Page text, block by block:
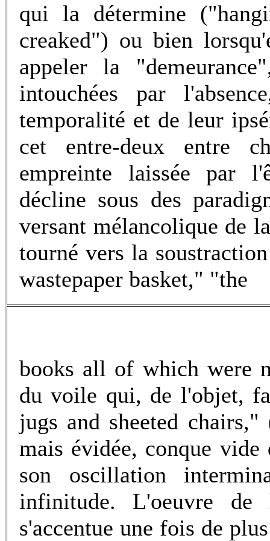
qui la détermine
creaked") ou bien
appeler la
intouchées par
temporalité et de leur
cet entre-deux entre
empreinte laissée par
décline sous des
versant mélancolique de
tourné vers la
wastepaper basket," "the
books all of which were
du voile qui, de l'objet,
jugs and sheeted
mais évidée, conque
son oscillation
infinitude. L'oeuvre
s'accentue une fois de